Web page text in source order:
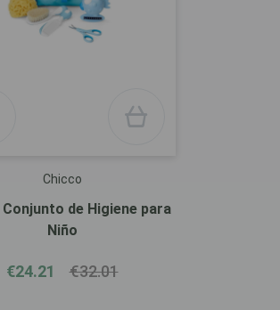
Chicco
de Higiene para
Niño
€24.21 €32.01